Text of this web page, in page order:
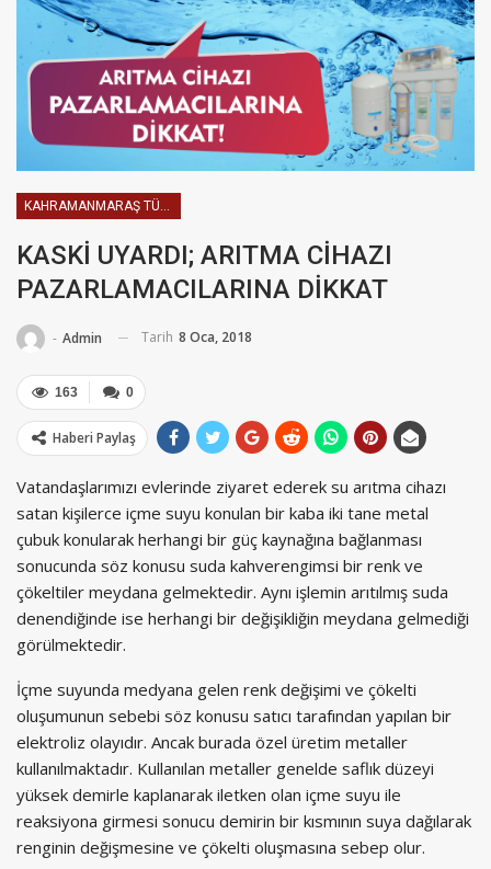
KAHRAMANMARAŞ TÜRKOĞLU HABERLER
KASKİ UYARDI; ARITMA CİHAZI
PAZARLAMACILARINA DİKKAT
- Admin Tarih 8 Oca, 2018
0
163
Haberi Paylaş
Vatandaşlarımızı evlerinde ziyaret ederek su arıtma cihazı
satan kişilerce içme suyu konulan bir kaba iki tane metal
çubuk konularak herhangi bir güç kaynağına bağlanması
sonucunda söz konusu suda kahverengimsi bir renk ve
çökeltiler meydana gelmektedir. Aynı işlemin arıtılmış suda
denendiğinde ise herhangi bir değişikliğin meydana gelmediği
görülmektedir.
İçme suyunda medyana gelen renk değişimi ve çökelti
oluşumunun sebebi söz konusu satıcı tarafından yapılan bir
elektroliz olayıdır. Ancak burada özel üretim metaller
kullanılmaktadır. Kullanılan metaller genelde saflık düzeyi
yüksek demirle kaplanarak iletken olan içme suyu ile
reaksiyona girmesi sonucu demirin bir kısmının suya dağılarak
renginin değişmesine ve çökelti oluşmasına sebep olur.